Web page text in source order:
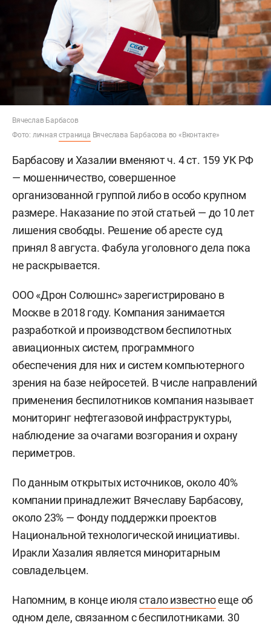
Вячеслав Барбасов
Фото: личнаястраница Вячеслава Барбасова во «Вконтакте»
Барбасову и Хазалии вменяют ч. 4 ст. 159 УК РФ
— мошенничество, совершенное
организованной группой либо в особо крупном
размере. Наказание по этой статьей — до 10 лет
лишения свободы. Решение об аресте суд
принял 8 августа. Фабула уголовного дела пока
не раскрывается.
ООО «Дрон Солюшнс» зарегистрировано в
Москве в 2018 году. Компания занимается
разработкой и производством беспилотных
авиационных систем, программного
обеспечения для них и систем компьютерного
зрения на базе нейросетей. В числе направлений
применения беспилотников компания называет
мониторинг нефтегазовой инфраструктуры,
наблюдение за очагами возгорания и охрану
периметров.
По данным открытых источников, около 40%
компании принадлежит Вячеславу Барбасову,
около 23% — Фонду поддержки проектов
Национальной технологической инициативы.
Иракли Хазалия является миноритарным
совладельцем.
Напомним, в конце июлястало известноеще об
одном деле, связанном с беспилотниками. 30